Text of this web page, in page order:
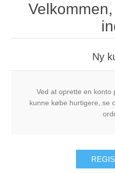
Ny
Ved at oprette en konto
kunne købe hurtigere, se